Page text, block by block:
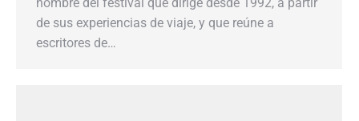
nombre del festival que dirige desde 1992, a partir
de sus experiencias de viaje, y que reúne a
escritores de…